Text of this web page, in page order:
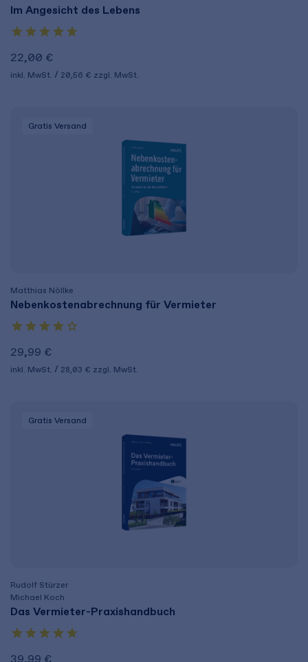
Im Angesicht des Lebens
22,00 €
inkl. MwSt. 20,56 € zzgl. MwSt.
Gratis Versand
Matthias Nöllke
Nebenkostenabrechnung für Vermieter
29,99 €
inkl. MwSt. 28,03 € zzgl. MwSt.
Gratis Versand
Rudolf Stürzer
Michael Koch
Das Vermieter-Praxishandbuch
39,99 €